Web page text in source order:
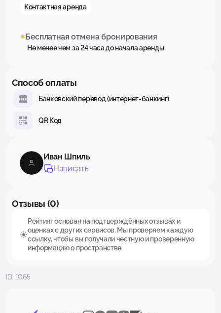
Контактная аренда
Бесплатная отмена бронирования
Не менее чем за 24 часа до начала аренды
Способ оплаты
Банковский перевод (интернет-банкинг)
QR Код
Иван Шпиль
Написать
Отзывы (0)
Рейтинг основан на подтверждённых отзывах и
оценках с других сервисов. Мы проверяем каждую
ссылку, чтобы вы получали честную и проверенную
информацию о пространстве.
ID: 1065